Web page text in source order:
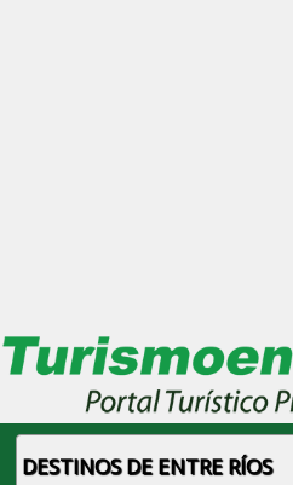
DESTINOS DE ENTRE RÍOS